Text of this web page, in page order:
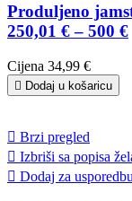
Produljeno
250,01 € – 500 €
Cijena 34,99 €
 Dodaj u košaricu
 Brzi pregled
 Izbriši sa popisa
 Dodaj za usporedbu